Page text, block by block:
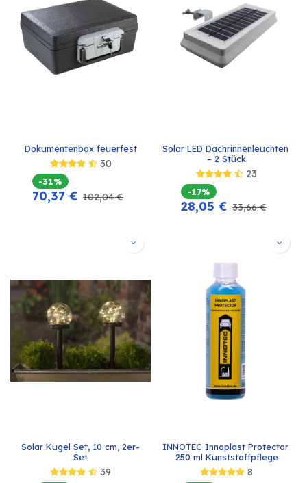
Dokumentenbox feuerfest
30
-31%
70,37 € 102,04€
Solar LED Dachrinnenleuchten
– 2 Stück
23
-17%
28,05 € 33,66€
Solar Kugel Set, 10 cm, 2er-
Set
39
INNOTEC Innoplast Protector
250 ml Kunststoffpflege
8